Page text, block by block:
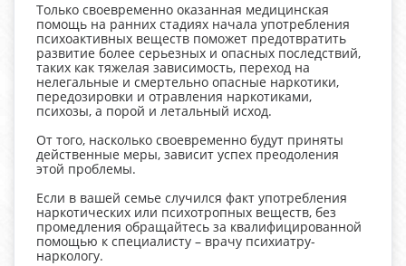
Только своевременно оказанная медицинская
помощь на ранних стадиях начала употребления
психоактивных веществ поможет предотвратить
развитие более серьезных и опасных последствий,
таких как тяжелая зависимость, переход на
нелегальные и смертельно опасные наркотики,
передозировки и отравления наркотиками,
психозы, а порой и летальный исход.
От того, насколько своевременно будут приняты
действенные меры, зависит успех преодоления
этой проблемы.
Если в вашей семье случился факт употребления
наркотических или психотропных веществ, без
промедления обращайтесь за квалифицированной
помощью к специалисту – врачу психиатру-
наркологу.